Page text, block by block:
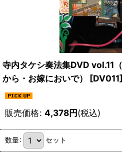
寺内タケシ奏法集DVD vol.11
から・お嫁においで）
[DV011]
販売価格: 4,378円(税込)
数量: セット